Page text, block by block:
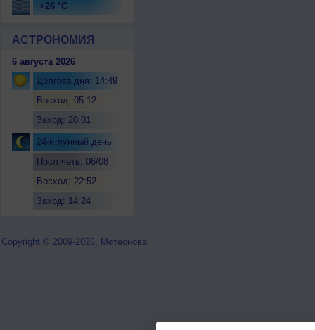
+26 °C
АСТРОНОМИЯ
6 августа 2026
Долгота дня: 14:49
Восход: 05:12
Заход: 20:01
24-й лунный день
Посл.четв. 06/08
Восход: 22:52
Заход: 14:24
Copyright © 2009-2026, Метеонова